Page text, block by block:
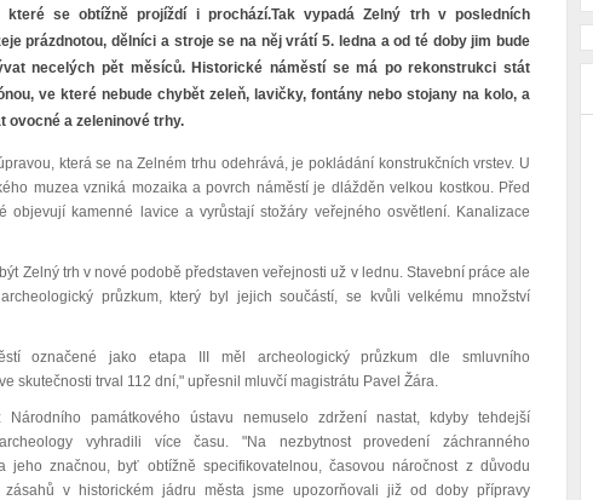
které se obtížně projíždí i prochází.Tak vypadá Zelný trh v posledních
prázdnotou, dělníci a stroje se na něj vrátí 5. ledna a od té doby jim bude
necelých pět měsíců. Historické náměstí se má po rekonstrukci stát
ve které nebude chybět zeleň, lavičky, fontány nebo stojany na kolo, a
ovocné a zeleninové trhy.
která se na Zelném trhu odehrává, je pokládání konstrukčních vrstev. U
muzea vzniká mozaika a povrch náměstí je dlážděn velkou kostkou. Před
objevují kamenné lavice a vyrůstají stožáry veřejného osvětlení. Kanalizace
Zelný trh v nové podobě představen veřejnosti už v lednu. Stavební práce ale
průzkum, který byl jejich součástí, se kvůli velkému množství
označené jako etapa III měl archeologický průzkum dle smluvního
skutečnosti trval 112 dní," upřesnil mluvčí magistrátu Pavel Žára.
Národního památkového ústavu nemuselo zdržení nastat, kdyby tehdejší
vyhradili více času. "Na nezbytnost provedení záchranného
jeho značnou, byť obtížně specifikovatelnou, časovou náročnost z důvodu
zásahů v historickém jádru města jsme upozorňovali již od doby přípravy